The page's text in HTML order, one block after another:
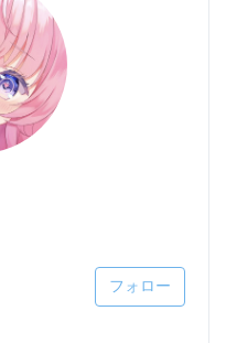
フォロー